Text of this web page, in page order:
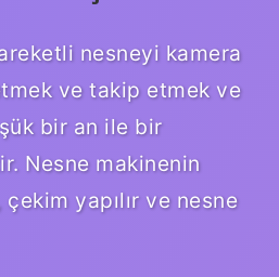
nesneyi kamera
ve takip etmek ve
bir an ile bir
Nesne makinenin
yapılır ve nesne